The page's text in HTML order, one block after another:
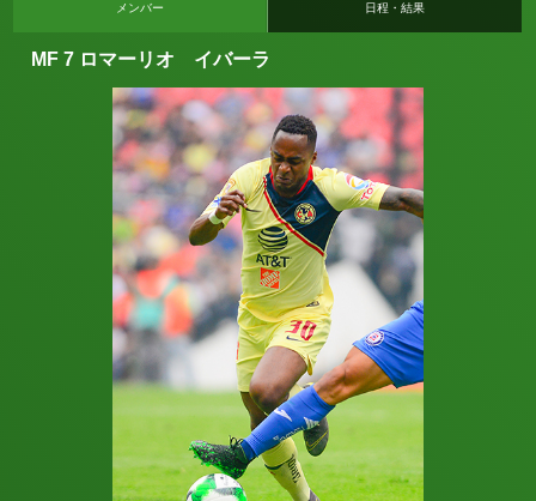
メンバー 日程・結果
MF 7 ロマーリオ イバーラ